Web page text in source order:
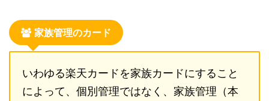
家族管理のカード
いわゆる楽天カードを家族カードにすること
によって、個別管理ではなく、家族管理（本